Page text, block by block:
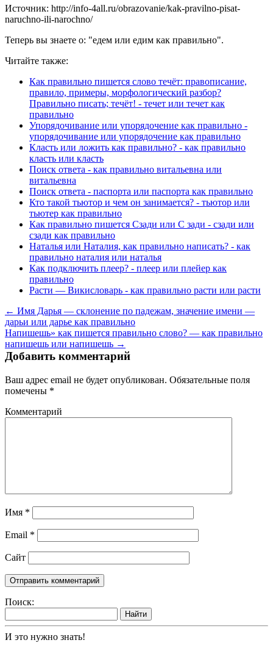
Источник: http://info-4all.ru/obrazovanie/kak-pravilno-pisat-
naruchno-ili-narochno/
Теперь вы знаете о: "едем или едим как правильно".
Читайте также:
Как правильно пишется слово течёт: правописание,
правило, примеры, морфологический разбор?
Правильно писать; течёт! - течет или течет как
правильно
Упорядочивание или упорядочение как правильно -
упорядочивание или упорядочение как правильно
Класть или ложить как правильно? - как правильно
класть или класть
Поиск ответа - как правильно витальевна или
витальевна
Поиск ответа - паспорта или паспорта как правильно
Кто такой тьютор и чем он занимается? - тьютор или
тьютер как правильно
Как правильно пишется Сзади или С зади - сзади или
сзади как правильно
Наталья или Наталия, как правильно написать? - как
правильно наталия или наталья
Как подключить плеер? - плеер или плейер как
правильно
Расти — Викисловарь - как правильно расти или расти
← Имя Дарья — склонение по падежам, значение имени —
дарьи или дарье как правильно
Напишешь» как пишется правильно слово? — как правильно
напишешь или напишешь →
Добавить комментарий
Ваш адрес email не будет опубликован. Обязательные поля
помечены *
Комментарий
Имя *
Email *
Сайт
Поиск:
Найти
И это нужно знать!